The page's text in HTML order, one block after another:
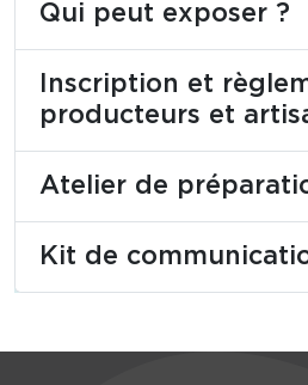
Qui peut exposer ?
Inscription et
producteurs et
Atelier de
Kit de